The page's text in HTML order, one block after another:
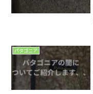
パタゴニア